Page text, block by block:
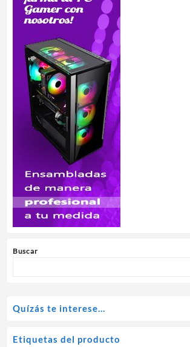
Buscar
Quízás te interese…
Etiquetas del producto